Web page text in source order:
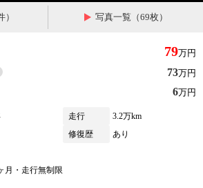
写真一覧（69枚）
79万円
73万円
6万円
走行
3.2万km
修復歴
あり
月・走行無制限